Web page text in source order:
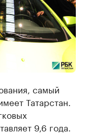
самый
Татарстан.
9,6 года.